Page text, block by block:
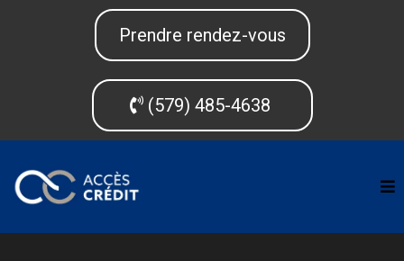
Prendre rendez-vous
(579) 485-4638